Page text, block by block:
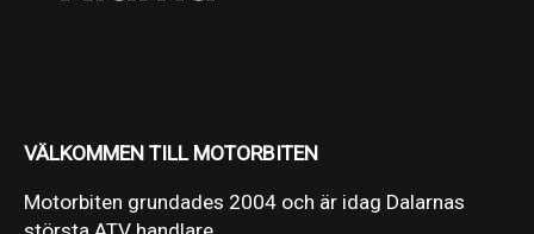
VÄLKOMMEN TILL MOTORBITEN
Motorbiten grundades 2004 och är idag Dalarnas